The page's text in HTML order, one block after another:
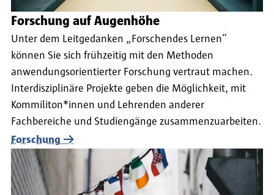
Forschung auf Augenhöhe
Unter dem Leitgedanken „Forschendes Lernen“
können Sie sich frühzeitig mit den Methoden
anwendungsorientierter Forschung vertraut machen.
Interdisziplinäre Projekte geben die Möglichkeit, mit
Kommiliton*innen und Lehrenden anderer
Fachbereiche und Studiengänge zusammenzuarbeiten.
Forschung